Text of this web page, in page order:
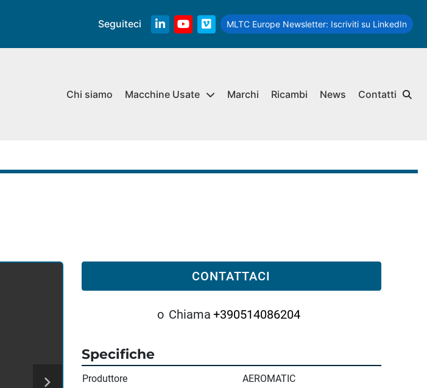
Seguiteci
linkedinyoutube
vimeo
MLTC Europe Newsletter: Iscriviti su LinkedIn
Ricambi News
Chi siamo Marchi
Macchine Usate Contatti
CONTATTACI
o Chiama +390514086204
Specifiche
Produttore
AEROMATIC